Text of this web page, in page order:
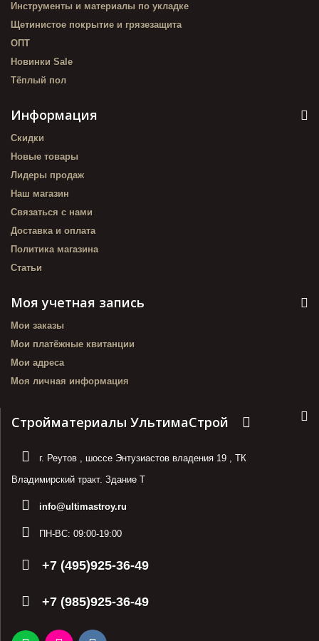
Инструменты и материалы по укладке
Щетинистое покрытие и грязезащита
ОПТ
Новинки Sale
Тёплый пол
Информация
Скидки
Новые товары
Лидеры продаж
Наш магазин
Связаться с нами
Доставка и оплата
Политика магазина
Статьи
Моя учетная запись
Мои заказы
Мои платёжные квитанции
Мои адреса
Моя личная информация
Стройматериалы УльтимаСтрой
г. Реутов , шоссе Энтузиастов владения 19 , ТК
Владимирский тракт. Здание Т
info@ultimastroy.ru
ПН-ВС: 09:00-19:00
+7 (495)925-36-49
+7 (985)925-36-49